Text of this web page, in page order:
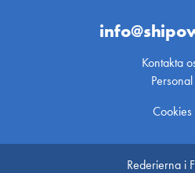
Kontakta
Personal
Cookies
Rederierna i